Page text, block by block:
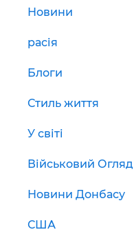
Новини
расія
Блоги
Стиль життя
У світі
Військовий Огляд
Новини Донбасу
США